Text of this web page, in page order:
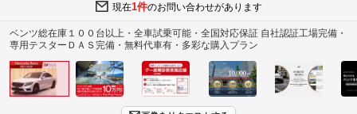
現在1件のお問い合わせがあります
ベンツ総在庫１００台以上・全車試乗可能・全国対応保証 自社認証工場完備・
専用テスターＤＡＳ完備・無料代車有・多彩な購入プラン